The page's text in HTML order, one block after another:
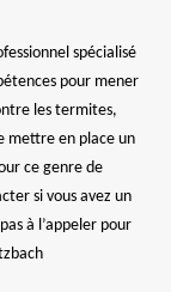
spécialisé
pour mener
les termites,
mettre en place un
ce genre de
si vous avez un
à l’appeler pour